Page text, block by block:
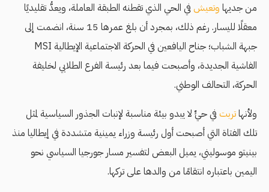
من جديها وتعيشفي الحي الذي تقطنه الطبقة العاملة، ويعدُّ تقليديًا
معقلًا لليسار. رغم ذلك، بمجرد أن بلغ عمرها 15 سنة، انضمت إلى
جبهة الشباب؛ جناح اليافعين في الحركة الاجتماعية الإيطالية MSI
الفاشية الجديدة، وأصبحت فيما بعد رئيسة الفرع الطلابي لخليفة
الحركة، التحالف الوطني.
ولأنهاتربت في حيٍّ لا يبدو بيئة مناسبة لإنبات الجذور السياسية لمثل
تلك الفتاة التي أصبحت أول رئيسة وزراء يمينية متشددة في إيطاليا منذ
بينيتو موسوليني، يميل البعض لتفسير مسار جورجيا السياسي نحو
اليمين باعتباره انتقامًا من والدها على تركها.